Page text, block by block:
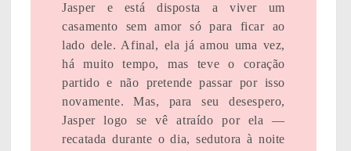
Jasper e está disposta a viver um
casamento sem amor só para ficar ao
lado dele. Afinal, ela já amou uma vez,
há muito tempo, mas teve o coração
partido e não pretende passar por isso
novamente. Mas, para seu desespero,
Jasper logo se vê atraído por ela —
recatada durante o dia, sedutora à noite